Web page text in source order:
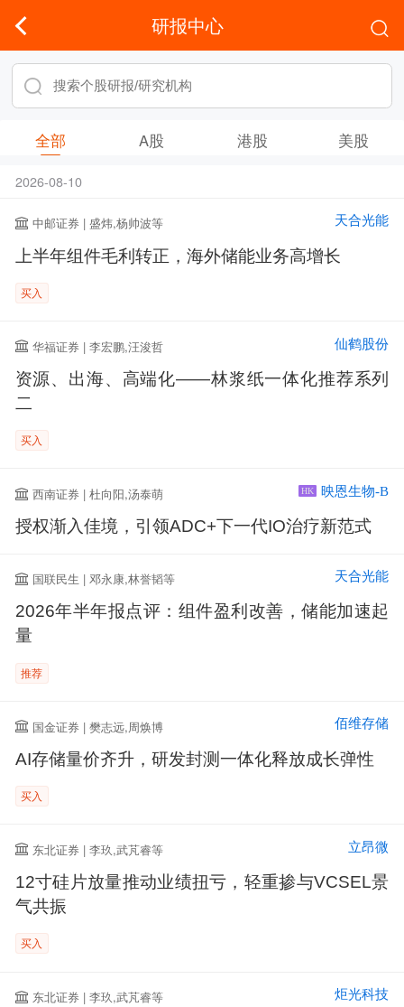
研报中心
全部 A股 港股 美股
2026-08-10
中邮证券 | 盛炜,杨帅波等 天合光能
上半年组件毛利转正，海外储能业务高增长
买入
华福证券 | 李宏鹏,汪浚哲 仙鹤股份
资源、出海、高端化——林浆纸一体化推荐系列
二
买入
西南证券 | 杜向阳,汤泰萌 HK 映恩生物-B
授权渐入佳境，引领ADC+下一代IO治疗新范式
国联民生 | 邓永康,林誉韬等 天合光能
2026年半年报点评：组件盈利改善，储能加速起
量
推荐
国金证券 | 樊志远,周焕博 佰维存储
AI存储量价齐升，研发封测一体化释放成长弹性
买入
东北证券 | 李玖,武芃睿等 立昂微
12寸硅片放量推动业绩扭亏，轻重掺与VCSEL景
气共振
买入
东北证券 | 李玖,武芃睿等 炬光科技